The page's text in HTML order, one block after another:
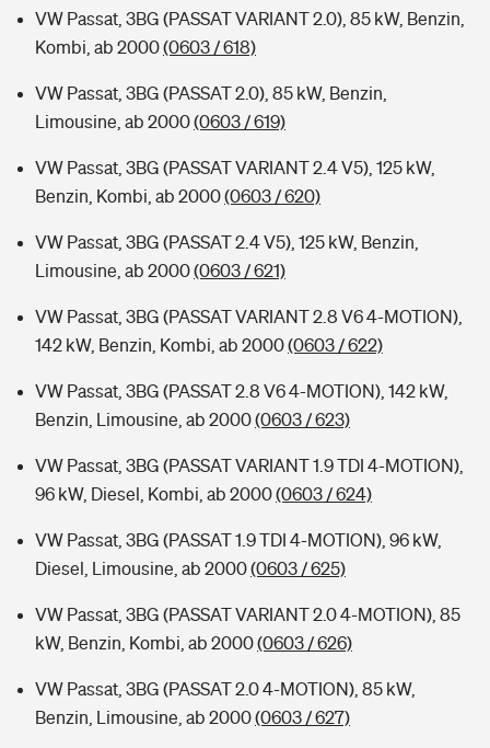
VW Passat, 3BG (PASSAT VARIANT 2.0), 85 kW, Benzin,
Kombi, ab 2000(0603 / 618)
VW Passat, 3BG (PASSAT 2.0), 85 kW, Benzin,
Limousine, ab 2000(0603 / 619)
VW Passat, 3BG (PASSAT VARIANT 2.4 V5), 125 kW,
Benzin, Kombi, ab 2000(0603 / 620)
VW Passat, 3BG (PASSAT 2.4 V5), 125 kW, Benzin,
Limousine, ab 2000(0603 / 621)
VW Passat, 3BG (PASSAT VARIANT 2.8 V6 4-MOTION),
142 kW, Benzin, Kombi, ab 2000(0603 / 622)
VW Passat, 3BG (PASSAT 2.8 V6 4-MOTION), 142 kW,
Benzin, Limousine, ab 2000(0603 / 623)
VW Passat, 3BG (PASSAT VARIANT 1.9 TDI 4-MOTION),
96 kW, Diesel, Kombi, ab 2000(0603 / 624)
VW Passat, 3BG (PASSAT 1.9 TDI 4-MOTION), 96 kW,
Diesel, Limousine, ab 2000(0603 / 625)
VW Passat, 3BG (PASSAT VARIANT 2.0 4-MOTION), 85
kW, Benzin, Kombi, ab 2000(0603 / 626)
VW Passat, 3BG (PASSAT 2.0 4-MOTION), 85 kW,
Benzin, Limousine, ab 2000(0603 / 627)